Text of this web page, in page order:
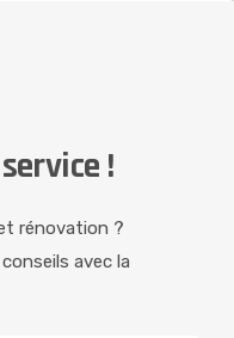
!
rénovation ?
avec la